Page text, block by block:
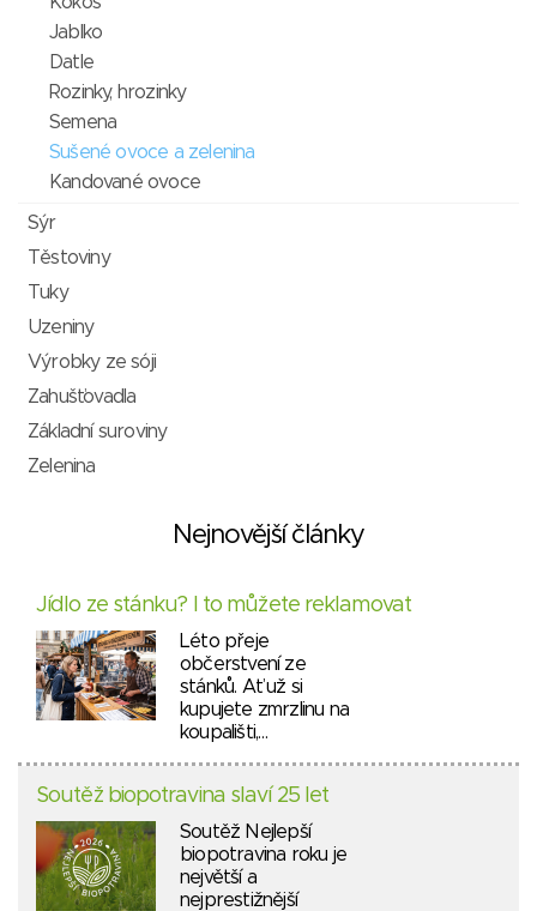
Jablko
Datle
Rozinky, hrozinky
Semena
Sušené ovoce a zelenina
Kandované ovoce
Sýr
Těstoviny
Tuky
Uzeniny
Výrobky ze sóji
Zahušťovadla
Základní suroviny
Zelenina
Nejnovější články
Jídlo ze stánku? I to můžete reklamovat
Léto přeje
občerstvení ze
stánků. Ať už si
kupujete zmrzlinu na
koupališti,…
Soutěž biopotravina slaví 25 let
Soutěž Nejlepší
biopotravina roku je
největší a
nejprestižnější